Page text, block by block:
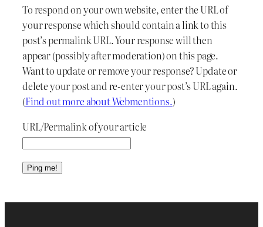
To respond on your own website, enter the URL of
your response which should contain a link to this
post’s permalink URL. Your response will then
appear (possibly after moderation) on this page.
Want to update or remove your response? Update or
delete your post and re-enter your post’s URL again.
(Find out more about Webmentions.)
URL/Permalink of your article